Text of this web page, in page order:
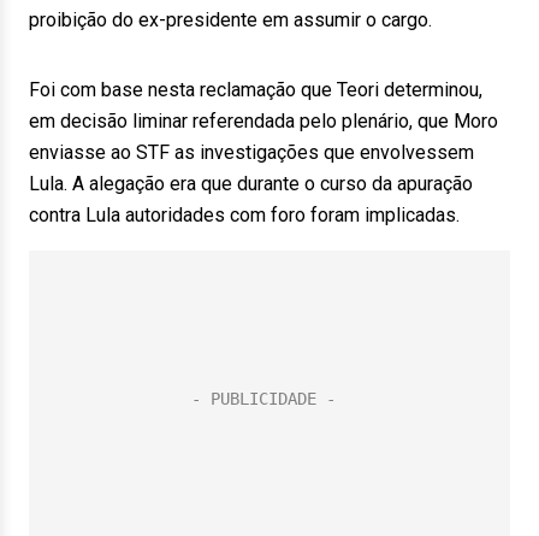
proibição do ex-presidente em assumir o cargo.
Foi com base nesta reclamação que Teori determinou,
em decisão liminar referendada pelo plenário, que Moro
enviasse ao STF as investigações que envolvessem
Lula. A alegação era que durante o curso da apuração
contra Lula autoridades com foro foram implicadas.